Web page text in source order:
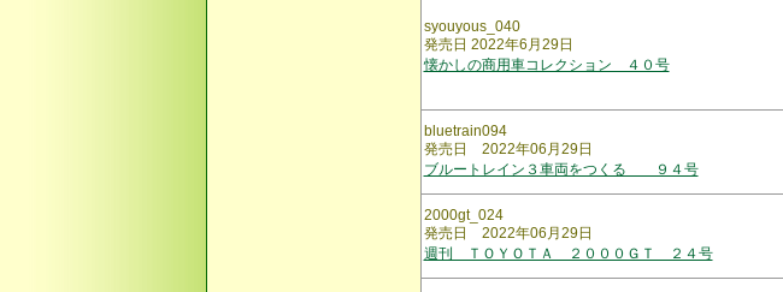
syouyous_040
発売日 2022年6月29日
懐かしの商用車コレクション ４０号
bluetrain094
発売日 2022年06月29日
ブルートレイン３車両をつくる ９４号
2000gt_024
発売日 2022年06月29日
週刊 ＴＯＹＯＴＡ ２０００ＧＴ ２４号